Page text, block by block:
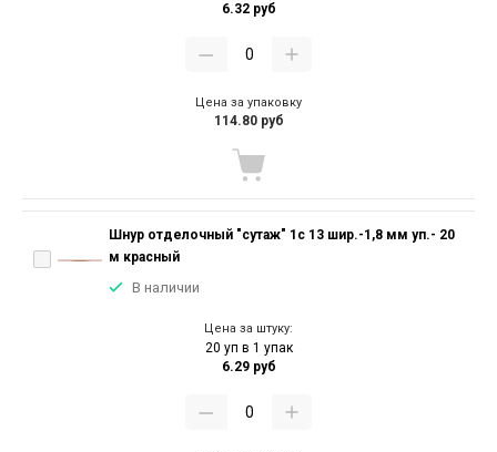
6.32 руб
Цена за упаковку
114.80 руб
Шнур отделочный "сутаж" 1с 13 шир.-1,8 мм уп.- 20
м красный
В наличии
Цена за штуку:
20 уп в 1 упак
6.29 руб